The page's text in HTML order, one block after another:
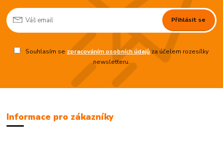
Přihlásit se
Souhlasím se zpracováním osobních údajůza účelem rozesílky
newsletteru.
Informace pro zákazníky